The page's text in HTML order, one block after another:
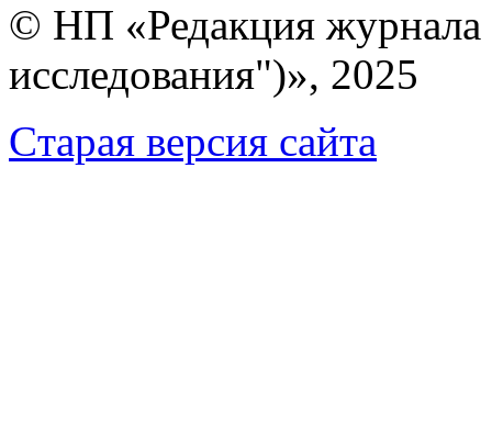
© НП «Редакция
исследования")», 2025
Cтарая версия сайта